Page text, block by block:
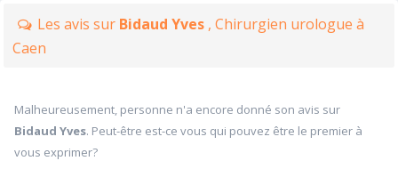
Les avis sur Bidaud Yves , Chirurgien urologue à
Caen
Malheureusement, personne n'a encore donné son avis sur
Bidaud Yves. Peut-être est-ce vous qui pouvez être le premier à
vous exprimer?